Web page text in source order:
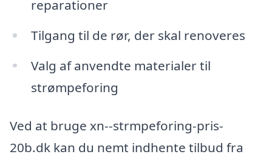
reparationer
Tilgang til de rør, der skal renoveres
Valg af anvendte materialer til
strømpeforing
Ved at bruge xn--strmpeforing-pris-
20b.dk kan du nemt indhente tilbud fra